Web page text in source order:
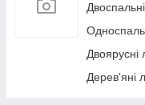
Двоярусні
Дерев'яні